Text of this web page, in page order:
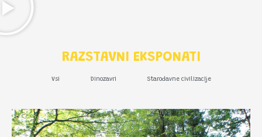
RAZSTAVNI EKSPONATI
Vsi Dinozavri Starodavne civilizacije